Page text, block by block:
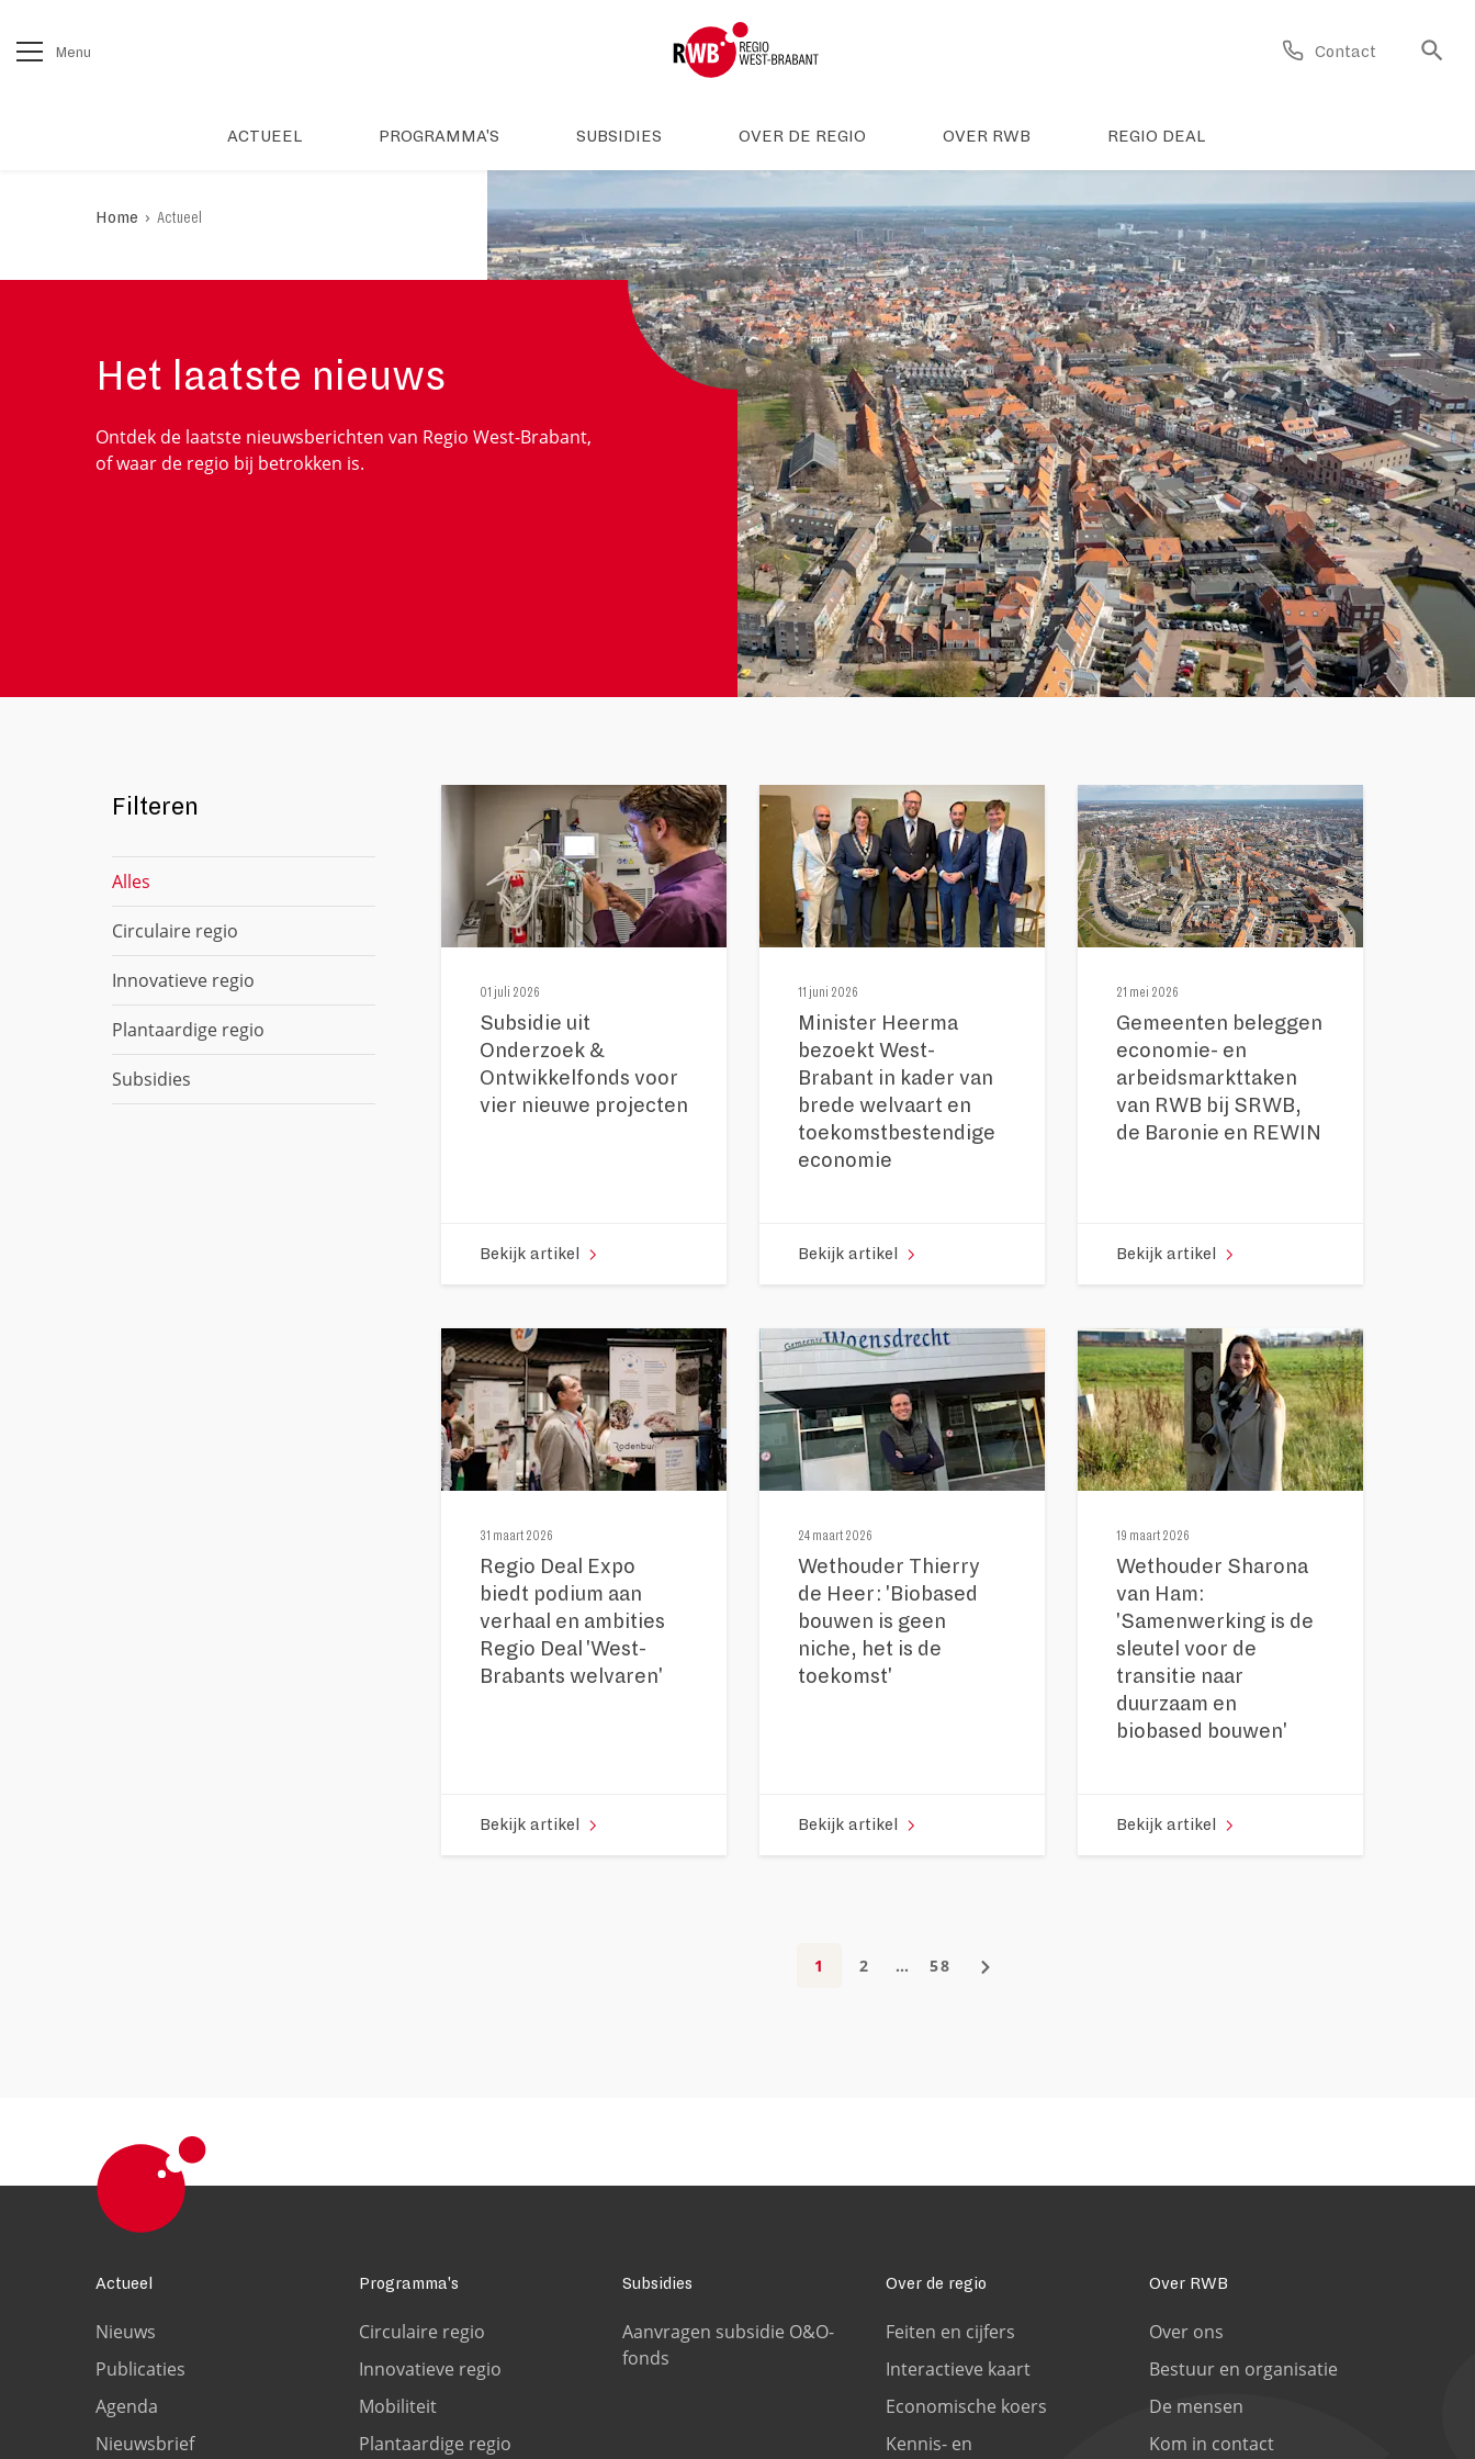
Menu Contact
ACTUEEL PROGRAMMA'S SUBSIDIES OVER DE REGIO OVER RWB REGIO DEAL
Home › Actueel
Het laatste nieuws
Ontdek de laatste nieuwsberichten van Regio West-Brabant,
of waar de regio bij betrokken is.
Filteren
Alles
Circulaire regio
Innovatieve regio
Plantaardige regio
Subsidies
01 juli 2026
Subsidie uit
Onderzoek &
Ontwikkelfonds voor
vier nieuwe projecten
Bekijk artikel
11 juni 2026
Minister Heerma
bezoekt West-
Brabant in kader van
brede welvaart en
toekomstbestendige
economie
Bekijk artikel
21 mei 2026
Gemeenten beleggen
economie- en
arbeidsmarkttaken
van RWB bij SRWB,
de Baronie en REWIN
Bekijk artikel
31 maart 2026
Regio Deal Expo
biedt podium aan
verhaal en ambities
Regio Deal 'West-
Brabants welvaren'
Bekijk artikel
24 maart 2026
Wethouder Thierry
de Heer: 'Biobased
bouwen is geen
niche, het is de
toekomst'
Bekijk artikel
19 maart 2026
Wethouder Sharona
van Ham:
'Samenwerking is de
sleutel voor de
transitie naar
duurzaam en
biobased bouwen'
Bekijk artikel
1 2 ... 58
Actueel
Nieuws
Publicaties
Agenda
Nieuwsbrief
Programma's
Circulaire regio
Innovatieve regio
Mobiliteit
Plantaardige regio
Subsidies
Aanvragen subsidie O&O-
fonds
Over de regio
Feiten en cijfers
Interactieve kaart
Economische koers
Kennis- en
Over RWB
Over ons
Bestuur en organisatie
De mensen
Kom in contact